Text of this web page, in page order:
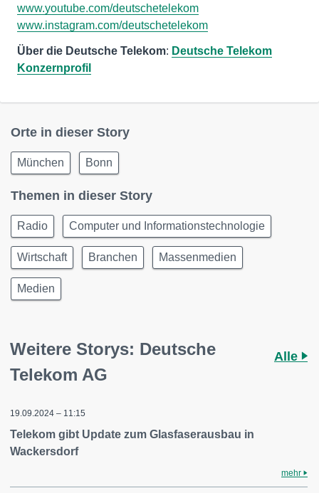
www.youtube.com/deutschetelekom
www.instagram.com/deutschetelekom
Über die Deutsche Telekom: Deutsche Telekom
Konzernprofil
Orte in dieser Story
München Bonn
Themen in dieser Story
Radio Computer und Informationstechnologie
Wirtschaft Branchen Massenmedien
Medien
Weitere Storys: Deutsche
Telekom AG
Alle
19.09.2024 – 11:15
Telekom gibt Update zum Glasfaserausbau in
Wackersdorf
mehr